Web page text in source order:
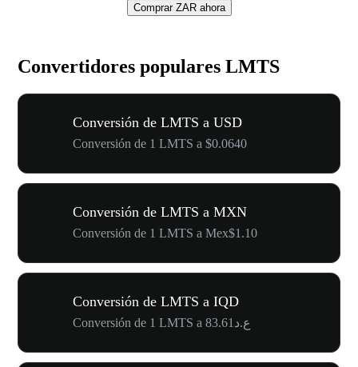
Comprar ZAR ahora
Convertidores populares LMTS
Conversión de LMTS a USD
Conversión de 1 LMTS a $0.0640
Conversión de LMTS a MXN
Conversión de 1 LMTS a Mex$1.10
Conversión de LMTS a IQD
Conversión de 1 LMTS a ع.د83.61